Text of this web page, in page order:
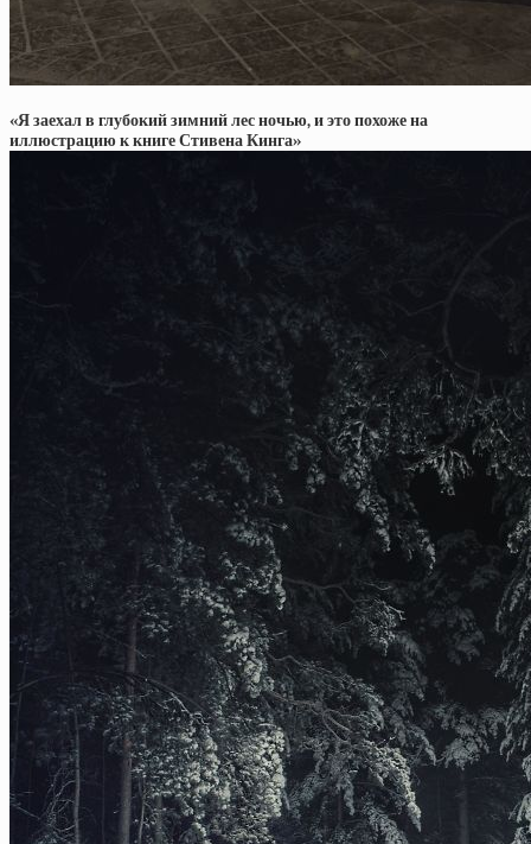
«Я заехал в глубокий зимний лес ночью, и это похоже на
иллюстрацию к книге Стивена Кинга»